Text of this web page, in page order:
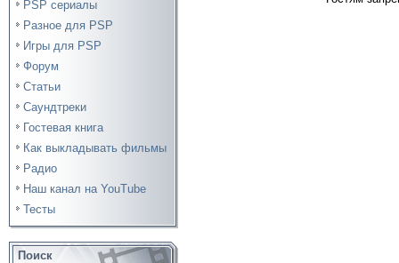
PSP сериалы
Разное для PSP
Игры для PSP
Форум
Статьи
Саундтреки
Гостевая книга
Как выкладывать фильмы
Радио
Наш канал на YouTube
Тесты
Поиск